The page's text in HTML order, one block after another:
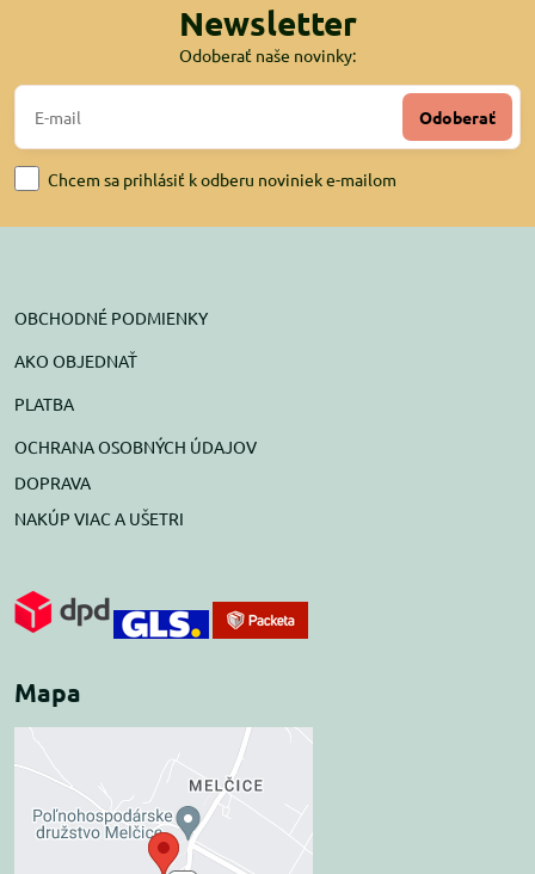
Newsletter
Odoberať naše novinky:
Odoberať
Chcem sa prihlásiť k odberu noviniek e-mailom
OBCHODNÉ PODMIENKY
AKO OBJEDNAŤ
PLATBA
OCHRANA OSOBNÝCH ÚDAJOV
DOPRAVA
NAKÚP VIAC A UŠETRI
Mapa
Externý obsah je
blokovaný Voľbami
súkromia